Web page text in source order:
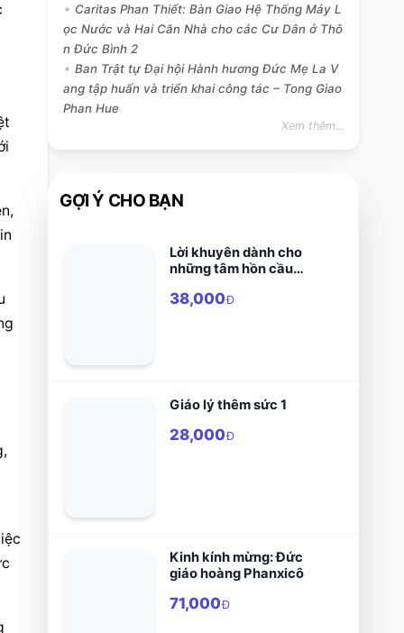
Caritas Phan Thiết: Bàn Giao Hệ Thống Máy L
ọc Nước và Hai Căn Nhà cho các Cư Dân ở Thô
n Đức Bình 2
Ban Trật tự Đại hội Hành hương Đức Mẹ La V
ang tập huấn và triển khai công tác – Tong Giao
Phan Hue
Xem thêm...
GỢI Ý CHO BẠN
Lời khuyên dành cho
những tâm hồn cầu
38,000Đ
Giáo lý thêm sức 1
28,000Đ
Kinh kính mừng: Đức
giáo hoàng Phanxicô
71,000Đ